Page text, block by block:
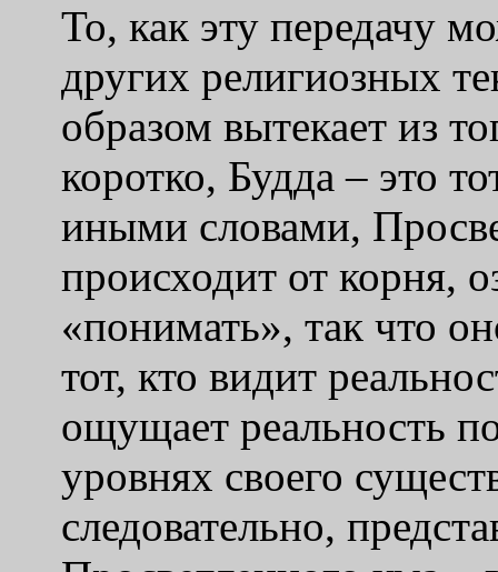
То, как эту передачу
других религиозных
образом вытекает из
коротко, Будда – это
иными словами,
происходит от корня,
«понимать», так что
тот, кто видит
ощущает реальность
уровнях своего
следовательно,